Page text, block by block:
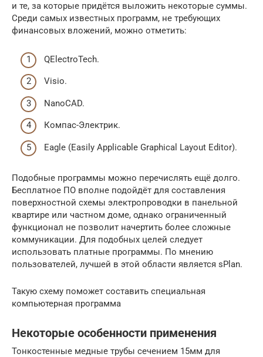
и те, за которые придётся выложить некоторые суммы.
Среди самых известных программ, не требующих
финансовых вложений, можно отметить:
QElectroTech.
Visio.
NanoCAD.
Компас-Электрик.
Eagle (Easily Applicable Graphical Layout Editor).
Подобные программы можно перечислять ещё долго.
Бесплатное ПО вполне подойдёт для составления
поверхностной схемы электропроводки в панельной
квартире или частном доме, однако ограниченный
функционал не позволит начертить более сложные
коммуникации. Для подобных целей следует
использовать платные программы. По мнению
пользователей, лучшей в этой области является sPlan.
Такую схему поможет составить специальная
компьютерная программа
Некоторые особенности применения
Тонкостенные медные трубы сечением 15мм для